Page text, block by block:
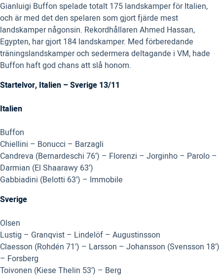
Gianluigi Buffon spelade totalt 175 landskamper för Italien,
och är med det den spelaren som gjort fjärde mest
landskamper någonsin. Rekordhållaren Ahmed Hassan,
Egypten, har gjort 184 landskamper. Med förberedande
träningslandskamper och sedermera deltagande i VM, hade
Buffon haft god chans att slå honom.
Startelvor, Italien – Sverige 13/11
Italien
Buffon
Chiellini – Bonucci – Barzagli
Candreva (Bernardeschi 76’) – Florenzi – Jorginho – Parolo –
Darmian (El Shaarawy 63’)
Gabbiadini (Belotti 63’) – Immobile
Sverige
Olsen
Lustig – Granqvist – Lindelöf – Augustinsson
Claesson (Rohdén 71’) – Larsson – Johansson (Svensson 18’)
– Forsberg
Toivonen (Kiese Thelin 53’) – Berg